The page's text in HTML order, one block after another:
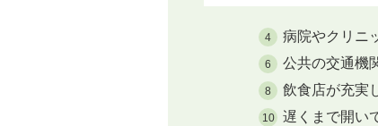
4 病院やクリニ
6 公共の交通機
8 飲食店が充実
10 遅くまで開い